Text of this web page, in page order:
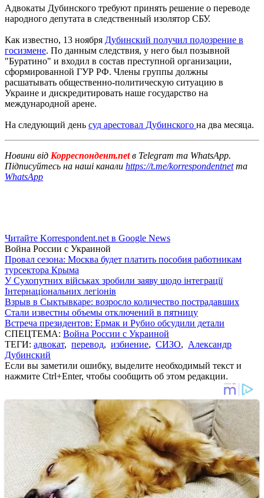
Адвокаты Дубинского требуют принять решение о переводе
народного депутата в следственный изолятор СБУ.
Как известно, 13 ноября Дубинский получил подозрение в
госизмене. По данным следствия, у него был позывной
"Буратино" и входил в состав преступной организации,
сформированной ГУР РФ. Члены группы должны
расшатывать общественно-политическую ситуацию в
Украине и дискредитировать наше государство на
международной арене.
На следующий день суд арестовал Дубинского на два месяца.
Новини від Корреспондент.netв Telegram та WhatsApp.
Підписуйтесь на наші канали https://t.me/korrespondentnetта
WhatsApp
Читайте Korrespondent.net в Google News
Война России с Украиной
Провал сезона: Москва будет платить пособия работникам
турсектора Крыма
У Сухопутних військах зробили заяву щодо інтеграції
Інтернаціональних легіонів
Взрыв в Сыктывкаре: возросло количество пострадавших
Стали известны объемы отключений в пятницу
Встреча президентов: Ермак и Рубио обсудили детали
СПЕЦТЕМА: Война России с Украиной
ТЕГИ: адвокат, перевод, избиение, СИЗО, Александр
Дубинский
Если вы заметили ошибку, выделите необходимый текст и
нажмите Ctrl+Enter, чтобы сообщить об этом редакции.